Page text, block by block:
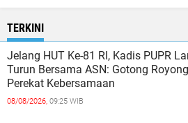
TERKINI
Jelang HUT Ke-81 RI, Kadis PUPR
Turun Bersama ASN: Gotong
Perekat Kebersamaan
08/08/2026, 09:25 WIB